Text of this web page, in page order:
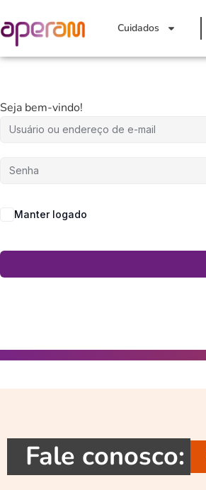
Cuidados
Seja bem-vindo!
Manter logado
Fale conosco: